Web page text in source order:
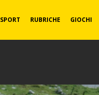
SPORT RUBRICHE GIOCHI